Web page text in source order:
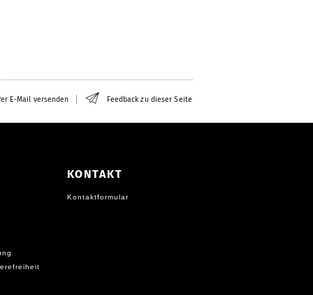
E-Mail versenden Feedback zu dieser Seite
KONTAKT
Kontaktformular